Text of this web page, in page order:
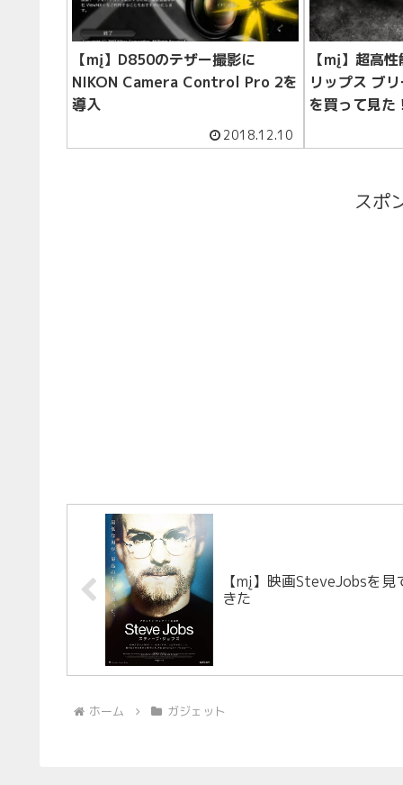
【mį】D850のテザー撮影に
NIKON Camera Control Pro 2を
導入
2018.12.10
【mį】超高
リップス ブ
を買って見た
スポ
【mį】映画SteveJobsを見
きた
ホーム ガジェット